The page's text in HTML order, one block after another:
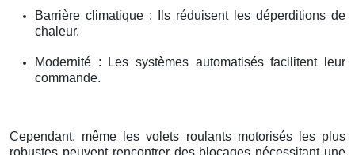
Barrière climatique : Ils réduisent les déperditions de
chaleur.
Modernité : Les systèmes automatisés facilitent leur
commande.
Cependant, même les volets roulants motorisés les plus
robustes peuvent rencontrer des blocages nécessitant une